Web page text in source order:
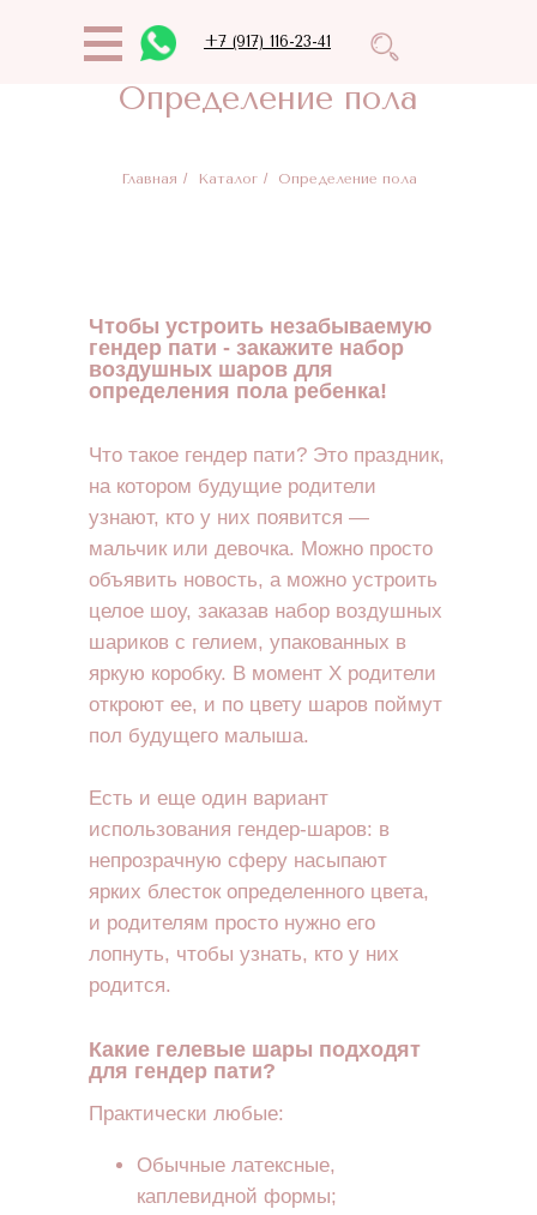
+7 (917) 116-23-41
Определение пола
Главная / Каталог / Определение пола
Чтобы устроить незабываемую
гендер пати - закажите набор
воздушных шаров для
определения пола ребенка!
Какие гелевые шары подходят
для гендер пати?
Что такое гендер пати? Это праздник,
на котором будущие родители
узнают, кто у них появится —
мальчик или девочка. Можно просто
объявить новость, а можно устроить
целое шоу, заказав набор воздушных
шариков с гелием, упакованных в
яркую коробку. В момент Х родители
откроют ее, и по цвету шаров поймут
пол будущего малыша.
Есть и еще один вариант
использования гендер-шаров: в
непрозрачную сферу насыпают
ярких блесток определенного цвета,
и родителям просто нужно его
лопнуть, чтобы узнать, кто у них
родится.
Практически любые:
Обычные латексные,
каплевидной формы;